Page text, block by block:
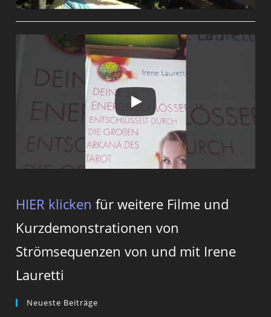
HIER klicken für weitere Filme und
Kurzdemonstrationen von
Strömsequenzen von und mit Irene
Lauretti
Neueste Beiträge